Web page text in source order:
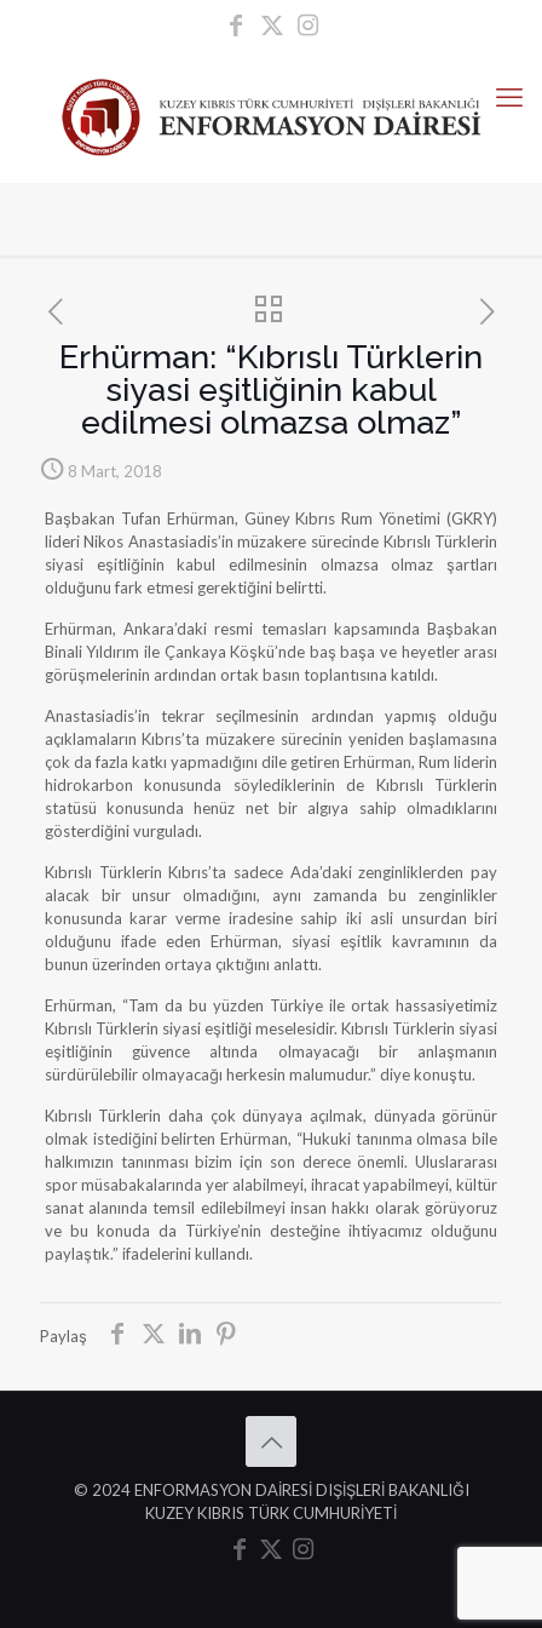
Erhürman: “Kıbrıslı Türklerin
siyasi eşitliğinin kabul
edilmesi olmazsa olmaz”
8 Mart, 2018
Başbakan Tufan Erhürman, Güney Kıbrıs Rum Yönetimi (GKRY)
lideri Nikos Anastasiadis’in müzakere sürecinde Kıbrıslı Türklerin
siyasi eşitliğinin kabul edilmesinin olmazsa olmaz şartları
olduğunu fark etmesi gerektiğini belirtti.
Erhürman, Ankara’daki resmi temasları kapsamında Başbakan
Binali Yıldırım ile Çankaya Köşkü’nde baş başa ve heyetler arası
görüşmelerinin ardından ortak basın toplantısına katıldı.
Anastasiadis’in tekrar seçilmesinin ardından yapmış olduğu
açıklamaların Kıbrıs’ta müzakere sürecinin yeniden başlamasına
çok da fazla katkı yapmadığını dile getiren Erhürman, Rum liderin
hidrokarbon konusunda söylediklerinin de Kıbrıslı Türklerin
statüsü konusunda henüz net bir algıya sahip olmadıklarını
gösterdiğini vurguladı.
Kıbrıslı Türklerin Kıbrıs’ta sadece Ada’daki zenginliklerden pay
alacak bir unsur olmadığını, aynı zamanda bu zenginlikler
konusunda karar verme iradesine sahip iki asli unsurdan biri
olduğunu ifade eden Erhürman, siyasi eşitlik kavramının da
bunun üzerinden ortaya çıktığını anlattı.
Erhürman, “Tam da bu yüzden Türkiye ile ortak hassasiyetimiz
Kıbrıslı Türklerin siyasi eşitliği meselesidir. Kıbrıslı Türklerin siyasi
eşitliğinin güvence altında olmayacağı bir anlaşmanın
sürdürülebilir olmayacağı herkesin malumudur.” diye konuştu.
Kıbrıslı Türklerin daha çok dünyaya açılmak, dünyada görünür
olmak istediğini belirten Erhürman, “Hukuki tanınma olmasa bile
halkımızın tanınması bizim için son derece önemli. Uluslararası
spor müsabakalarında yer alabilmeyi, ihracat yapabilmeyi, kültür
sanat alanında temsil edilebilmeyi insan hakkı olarak görüyoruz
ve bu konuda da Türkiye’nin desteğine ihtiyacımız olduğunu
paylaştık.” ifadelerini kullandı.
Paylaş
© 2024 ENFORMASYON DAİRESİ DIŞİŞLERİ BAKANLIĞI
KUZEY KIBRIS TÜRK CUMHURİYETİ